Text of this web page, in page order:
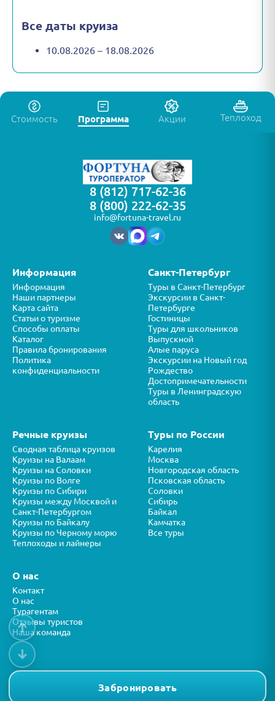
Все даты круиза
10.08.2026 – 18.08.2026
Стоимость Программа Акции Теплоход
Забронировать
8 (812) 717-62-36
8 (800) 222-62-35
info@fortuna-travel.ru
Информация
Информация
Наши партнеры
Карта сайта
Статьи о туризме
Способы оплаты
Каталог
Правила бронирования
Политика
конфиденциальности
Санкт-Петербург
Туры в Санкт-Петербург
Экскурсии в Санкт-
Петербурге
Гостиницы
Туры для школьников
Выпускной
Алые паруса
Экскурсии на Новый год
Рождество
Достопримечательности
Туры в Ленинградскую
область
Речные круизы
Сводная таблица круизов
Круизы на Валаам
Круизы на Соловки
Круизы по Волге
Круизы по Сибири
Круизы между Москвой и
Санкт-Петербургом
Круизы по Байкалу
Круизы по Черному морю
Теплоходы и лайнеры
Туры по России
Карелия
Москва
Новгородская область
Псковская область
Соловки
Сибирь
Байкал
Камчатка
Все туры
О нас
Контакт
О нас
Турагентам
Отзывы туристов
Наша команда
Представленная на сайте информация носит справочный характер и
не является публичной офертой.
↑
↓